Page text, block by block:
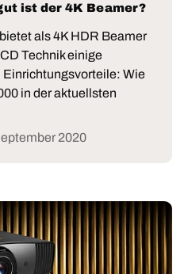
ist der 4K Beamer?
als 4K HDR Beamer
Technik einige
Wie
in der aktuellsten
2020